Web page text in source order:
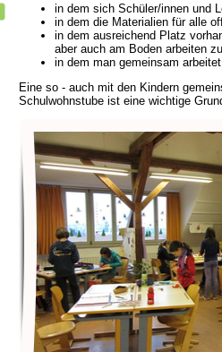
in dem sich Schüler/innen und
in dem die Materialien für alle
in dem ausreichend Platz
aber auch am Boden arbeiten
in dem man gemeinsam
Eine so - auch mit den Kindern
Schulwohnstube ist eine wichtige